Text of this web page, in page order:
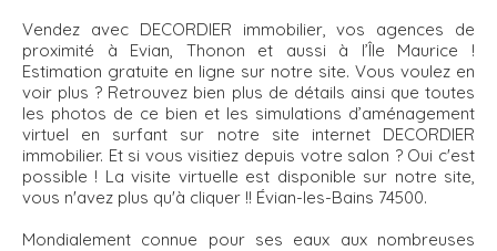
Vendez avec DECORDIER immobilier, vos agences de
proximité à Evian, Thonon et aussi à l’Île Maurice !
Estimation gratuite en ligne sur notre site. Vous voulez en
voir plus ? Retrouvez bien plus de détails ainsi que toutes
les photos de ce bien et les simulations d’aménagement
virtuel en surfant sur notre site internet DECORDIER
immobilier. Et si vous visitiez depuis votre salon ? Oui c'est
possible ! La visite virtuelle est disponible sur notre site,
vous n'avez plus qu'à cliquer !! Évian-les-Bains 74500.
Mondialement connue pour ses eaux aux nombreuses